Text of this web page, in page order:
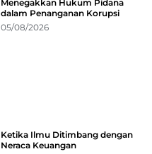
Menegakkan Hukum Pidana
dalam Penanganan Korupsi
05/08/2026
Ketika Ilmu Ditimbang dengan
Neraca Keuangan